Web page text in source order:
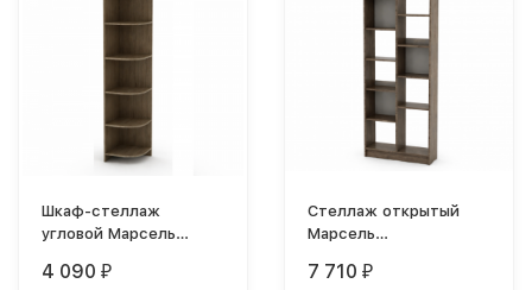
Шкаф-стеллаж
угловой Марсель
темный/белый снег
4 090 ₽
Стеллаж открытый
Марсель
гикори рокфорд
7 710 ₽